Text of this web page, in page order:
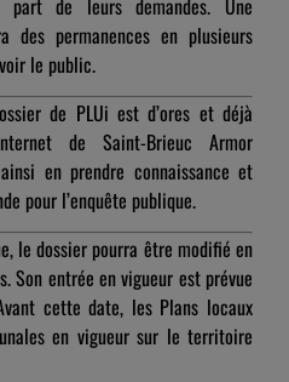
des permanences en plusieurs
le public.
de PLUi est d’ores et déjà
de Saint-Brieuc Armor
en prendre connaissance et
pour l’enquête publique.
le dossier pourra être modifié en
Son entrée en vigueur est prévue
cette date, les Plans locaux
en vigueur sur le territoire